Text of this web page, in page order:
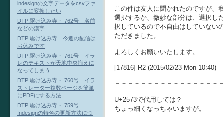
この件は友人に聞かれたのですが、
選択するか、微妙な部分は、選択し
択しているので不自由はしていない
ただきました。
よろしくお願いいたします。
[17816] R2 (2015/02/23 Mon 10:40)
－－－－－－－－－－－－－－－－
U+2573で代用しては？
ちょっ細くなっちゃいますが。
indesignの文字データをcsvファ
イルに変換したい
DTP 駆け込み寺・ 762号 名前
などの漢字
DTP 駆け込み寺 今週の配信は
お休みです
DTP 駆け込み寺・ 761号 イラ
レのテキストが天地中央揃えに
なってしまう
DTP 駆け込み寺・ 760号 イラ
ストレーター複数ページを簡単
にPDFにする方法
DTP 駆け込み寺・ 759号
Indesignの特色の更新方法につ